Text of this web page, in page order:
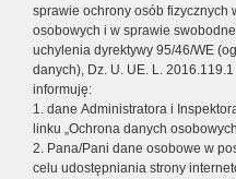
sprawie ochrony osób fizycznych
osobowych i w sprawie
uchylenia dyrektywy 95/46/WE
danych), Dz. U. UE. L.
informuję:
1. dane Administratora i
linku „Ochrona danych
2. Pana/Pani dane osobowe w
celu udostępniania strony